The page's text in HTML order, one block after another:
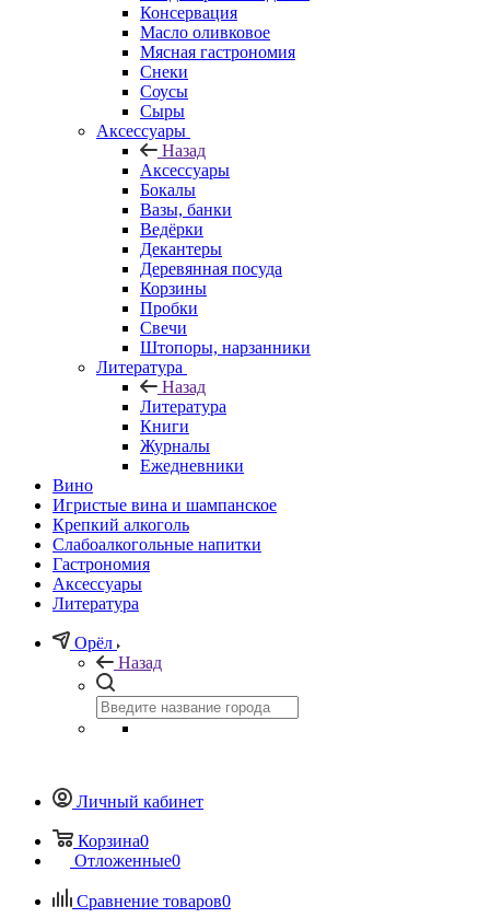
Консервация
Масло оливковое
Мясная гастрономия
Снеки
Соусы
Сыры
Аксессуары
Назад
Аксессуары
Бокалы
Вазы, банки
Ведёрки
Декантеры
Деревянная посуда
Корзины
Пробки
Свечи
Штопоры, нарзанники
Литература
Назад
Литература
Книги
Журналы
Ежедневники
Вино
Игристые вина и шампанское
Крепкий алкоголь
Слабоалкогольные напитки
Гастрономия
Аксессуары
Литература
Орёл
Назад
Личный кабинет
Корзина0
Отложенные0
Сравнение товаров0